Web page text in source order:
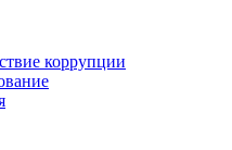
коррупции